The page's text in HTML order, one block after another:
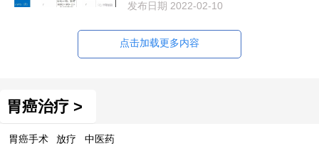
发布日期 2022-02-10
点击加载更多内容
胃癌治疗 >
胃癌手术 放疗 中医药